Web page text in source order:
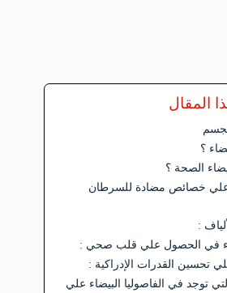
المقال
؟
الصحة ؟
علي خصائص مضادة للسرطان
:
في الحصول علي قلب صحي :
تحسين القدرات الإدراكية :
توجد في الفاصوليا البيضاء علي